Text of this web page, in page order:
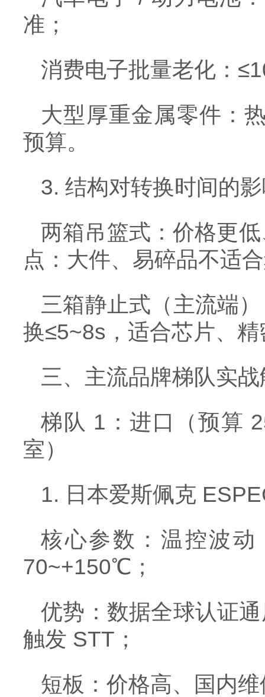
准；
消费电子批量老化：
大型厚重金属零件：
预算。
3. 结构对转换时间的
两箱吊篮式：价格更
点：大件、易碎品不适
三箱静止式（主流端
换≤5~8s，适合芯片、
三、主流品牌梯队实
梯队 1：进口（预算
室）
1. 日本爱斯佩克
核心参数：温控波
70~+150℃；
优势：数据全球认证
触发 STT；
短板：价格高、国内